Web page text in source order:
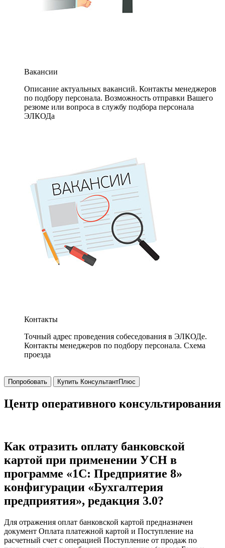
Вакансии
Описание актуальных вакансий. Контакты менеджеров
по подбору персонала. Возможность отправки Вашего
резюме или вопроса в службу подбора персонала
ЭЛКОДа
Контакты
Точный адрес проведения собеседования в ЭЛКОДе.
Контакты менеджеров по подбору персонала. Схема
проезда
Попробовать Купить КонсультантПлюс
Центр оперативного консультирования
Как отразить оплату банковской
картой при применении УСН в
программе «1С: Предприятие 8»
конфигурации «Бухгалтерия
предприятия», редакция 3.0?
Для отражения оплат банковской картой предназначен
документ Оплата платежной картой и Поступление на
расчетный счет с операцией Поступление от продаж по